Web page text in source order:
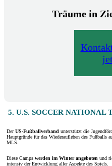
Träume in
5. U.S. SOCCER NATIONAL
DerUS-Fußballverband unterstützt die
Hauptgründe für das Wiederaufleben des Fußballs
MLS.
Diese Camps werden im Winter angeboten und
intensiv der Entwicklung aller Aspekte des Spiels.